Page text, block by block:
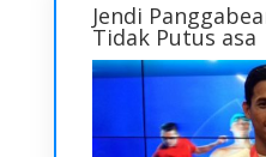
Jendi
Tidak Putus asa